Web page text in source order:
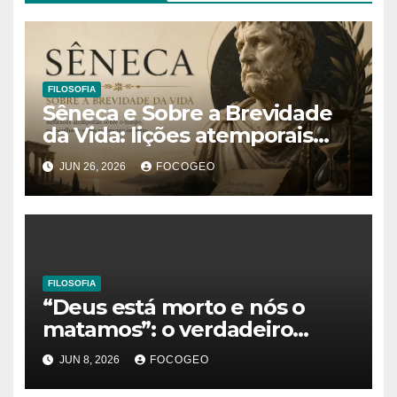
FILOSOFIA
Sêneca e Sobre a Brevidade
da Vida: lições atemporais
sobre o tempo, a felicidade e
o verdadeiro sentido da
existência
JUN 26, 2026 FOCOGEO
FILOSOFIA
“Deus está morto e nós o
matamos”: o verdadeiro
significado da frase de
Friedrich Nietzsche
JUN 8, 2026 FOCOGEO